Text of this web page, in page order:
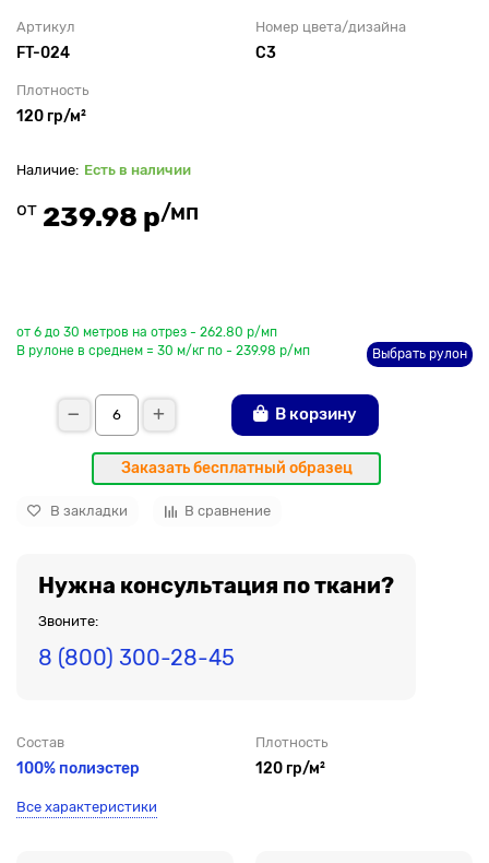
Артикул
FT-024
Номер цвета/дизайна
C3
Плотность
120 гр/м²
Есть в наличии
от 239.98 р/мп
от 6 до 30 метров на отрез - 262.80 р/мп
В рулоне в среднем = 30 м/кг по - 239.98 р/мп
Выбрать рулон
В корзину
Заказать бесплатный образец
В закладки В сравнение
Нужна консультация по ткани?
Звоните:
8 (800) 300-28-45
Состав
100% полиэстер
Плотность
120 гр/м²
Все характеристики